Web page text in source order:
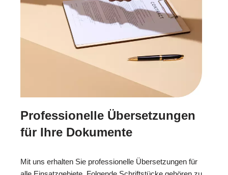
Professionelle Übersetzungen
für Ihre Dokumente
Mit uns erhalten Sie professionelle Übersetzungen für